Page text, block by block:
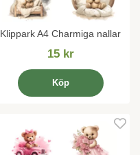
Klippark A4 Charmiga nallar
15 kr
Köp